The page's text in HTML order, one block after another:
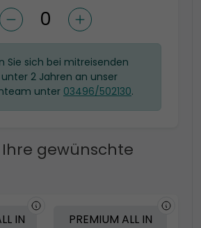
Sie sich bei mitreisenden
2 Jahren an unser
unter 03496/502130.
gewünschte
IN PREMIUM ALL IN